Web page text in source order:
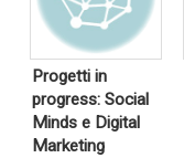
Progetti in
progress: Social
Minds e Digital
Marketing